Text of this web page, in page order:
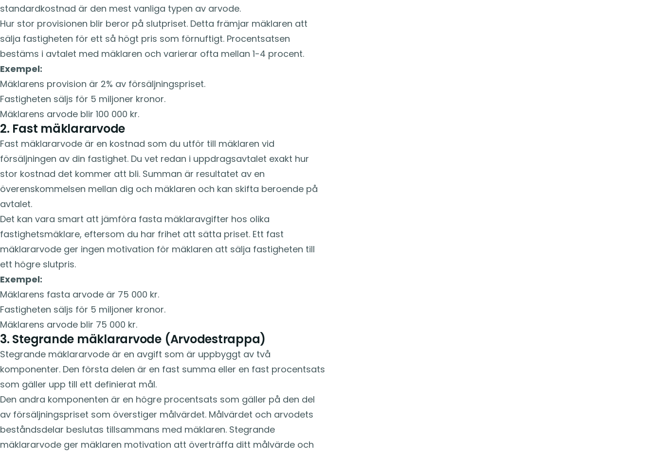
standardkostnad är den mest vanliga typen av arvode.
Hur stor provisionen blir beror på slutpriset. Detta främjar mäklaren att
sälja fastigheten för ett så högt pris som förnuftigt. Procentsatsen
bestäms i avtalet med mäklaren och varierar ofta mellan 1-4 procent.
Exempel:
Mäklarens provision är 2% av försäljningspriset.
Fastigheten säljs för 5 miljoner kronor.
Mäklarens arvode blir 100 000 kr.
2. Fast mäklararvode
Fast mäklararvode är en kostnad som du utför till mäklaren vid
försäljningen av din fastighet. Du vet redan i uppdragsavtalet exakt hur
stor kostnad det kommer att bli. Summan är resultatet av en
överenskommelsen mellan dig och mäklaren och kan skifta beroende på
avtalet.
Det kan vara smart att jämföra fasta mäklaravgifter hos olika
fastighetsmäklare, eftersom du har frihet att sätta priset. Ett fast
mäklararvode ger ingen motivation för mäklaren att sälja fastigheten till
ett högre slutpris.
Exempel:
Mäklarens fasta arvode är 75 000 kr.
Fastigheten säljs för 5 miljoner kronor.
Mäklarens arvode blir 75 000 kr.
3. Stegrande mäklararvode (Arvodestrappa)
Stegrande mäklararvode är en avgift som är uppbyggt av två
komponenter. Den första delen är en fast summa eller en fast procentsats
som gäller upp till ett definierat mål.
Den andra komponenten är en högre procentsats som gäller på den del
av försäljningspriset som överstiger målvärdet. Målvärdet och arvodets
beståndsdelar beslutas tillsammans med mäklaren. Stegrande
mäklararvode ger mäklaren motivation att överträffa ditt målvärde och